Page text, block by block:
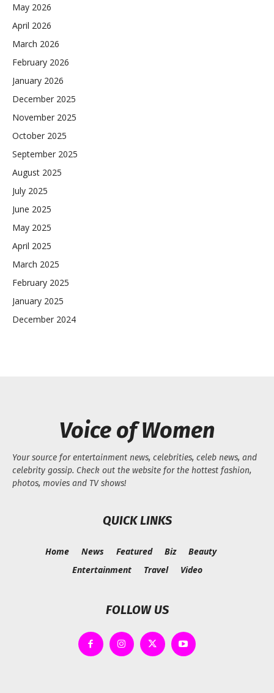
May 2026
April 2026
March 2026
February 2026
January 2026
December 2025
November 2025
October 2025
September 2025
August 2025
July 2025
June 2025
May 2025
April 2025
March 2025
February 2025
January 2025
December 2024
Voice of Women
Your source for entertainment news, celebrities, celeb news, and
celebrity gossip. Check out the website for the hottest fashion,
photos, movies and TV shows!
QUICK LINKS
Home News Featured Biz
Beauty
Entertainment
Travel Video
FOLLOW US